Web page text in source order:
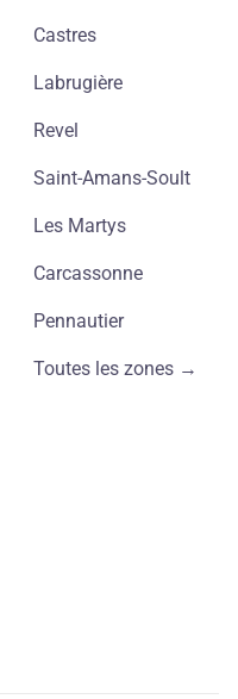
Castres
Labrugière
Revel
Saint-Amans-Soult
Les Martys
Carcassonne
Pennautier
Toutes les zones →